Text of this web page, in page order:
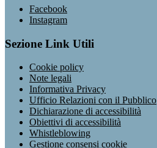
Facebook
Instagram
Sezione Link Utili
Cookie policy
Note legali
Informativa Privacy
Ufficio Relazioni con il Pubblico
Dichiarazione di accessibilità
Obiettivi di accessibilità
Whistleblowing
Gestione consensi cookie